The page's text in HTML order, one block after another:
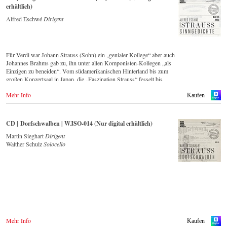
erhältlich)
Alfred Eschwé Dirigent
Für Verdi war Johann Strauss (Sohn) ein „genialer Kollege“ aber auch
Johannes Brahms gab zu, ihn unter allen Komponisten-Kollegen „als
Einzigen zu beneiden“. Vom südamerikanischen Hinterland bis zum
großen Konzertsaal in Japan, die „Faszination Strauss“ fesselt bis
Die neue CD – eingespielt vom führenden Strauss-Ensemble in
vor bestehende Lebendigkeit, Genialität und Aktualität dieser Musik.
Dieser Live-Mitschnitt entstand 1994 Goldenen Saal des Wiener
Musikvereins und bildet einen breiten Querschnitt über das Repertoire,
dass das Wiener Johann Strauss Orchester seit seiner Gründung 1966
Kaufen
Mehr Info
CD | Dorfschwalben | WJSO-014 (Nur digital erhältlich)
Martin Sieghart Dirigent
Walther SchulzSolocello
Kaufen
Mehr Info